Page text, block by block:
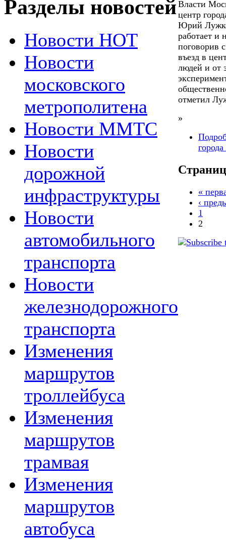
Разделы новостей
Новости НОТ
Новости
московского
метрополитена
Новости MMTC
Новости
дорожной
инфраструктуры
Новости
автомобильного
транспорта
Новости
железнодорожного
транспорта
Изменения
маршрутов
троллейбуса
Изменения
маршрутов
трамвая
Изменения
маршрутов
автобуса
Власти
центр
Юрий
работает и
поговорив
въезд в
людей и от
отметил
»
«
‹
1
2